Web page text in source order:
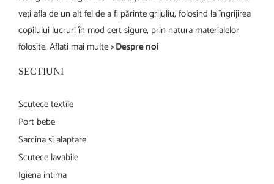
veţi afla de un alt fel de a fi părinte grijuliu, folosind la îngrijirea
copilului lucruri în mod cert sigure, prin natura materialelor
folosite. Aflati mai multe> Despre noi
SECTIUNI
Scutece textile
Port bebe
Sarcina si alaptare
Scutece lavabile
Igiena intima